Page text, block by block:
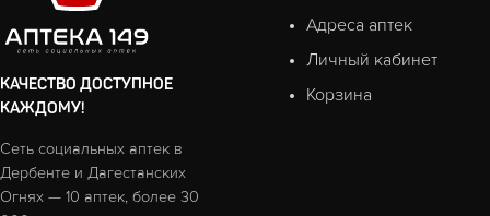
КАЧЕСТВО ДОСТУПНОЕ
КАЖДОМУ!
Сеть социальных аптек в
Дербенте и Дагестанских
Огнях — 10 аптек, более 30
Адреса аптек
Личный кабинет
Корзина